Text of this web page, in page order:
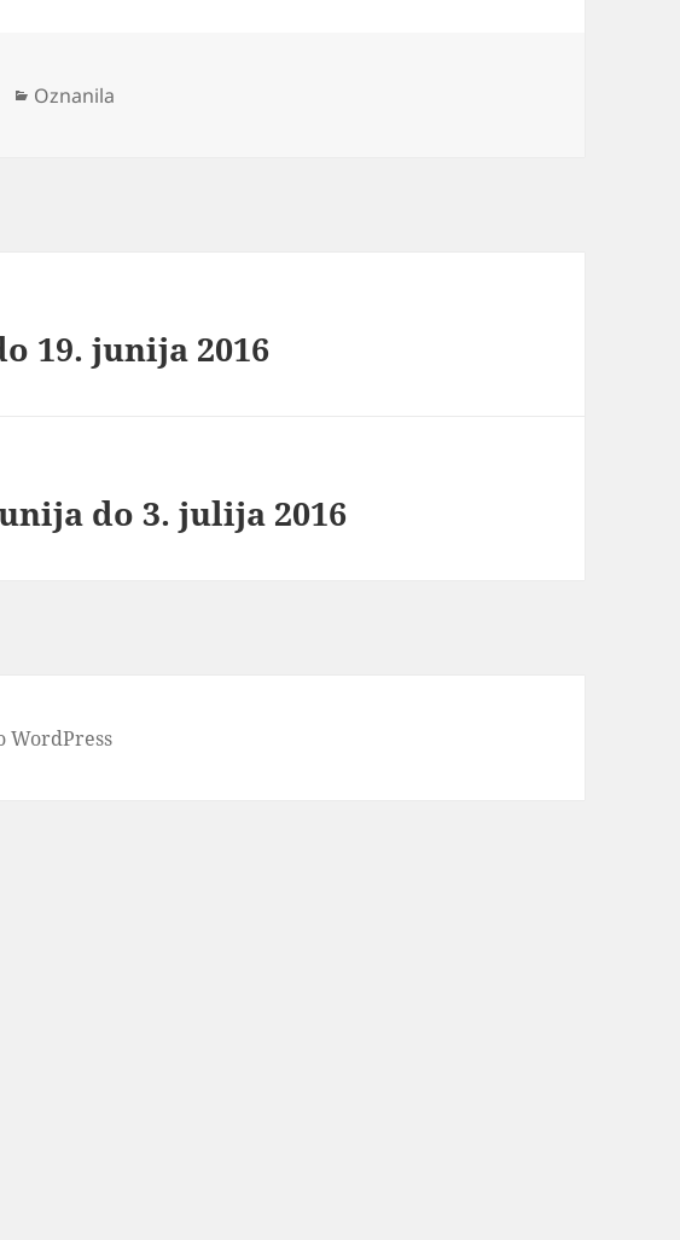
Kategorije
Oznanila
19. junija 2016
do 3. julija 2016
WordPress